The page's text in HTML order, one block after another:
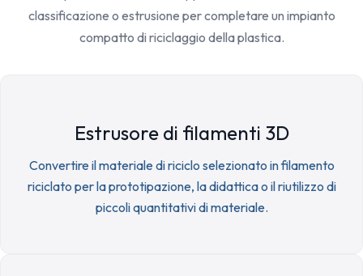
classificazione o estrusione per completare un impianto
compatto di riciclaggio della plastica.
Estrusore di filamenti 3D
Convertire il materiale di riciclo selezionato in filamento
riciclato per la prototipazione, la didattica o il riutilizzo di
piccoli quantitativi di materiale.